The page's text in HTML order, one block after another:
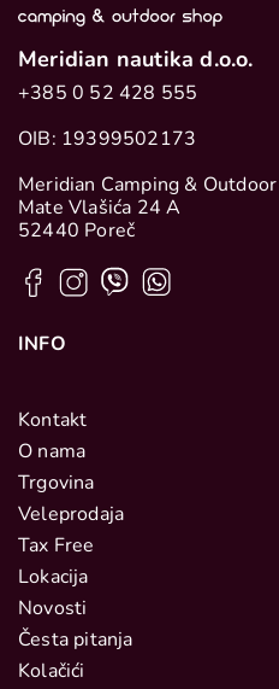
Meridian nautika d.o.o.
+385 0 52 428 555
OIB: 19399502173
Meridian Camping &
Mate Vlašića 24 A
52440 Poreč
INFO
Kontakt
O nama
Trgovina
Veleprodaja
Tax Free
Lokacija
Novosti
Česta pitanja
Kolačići